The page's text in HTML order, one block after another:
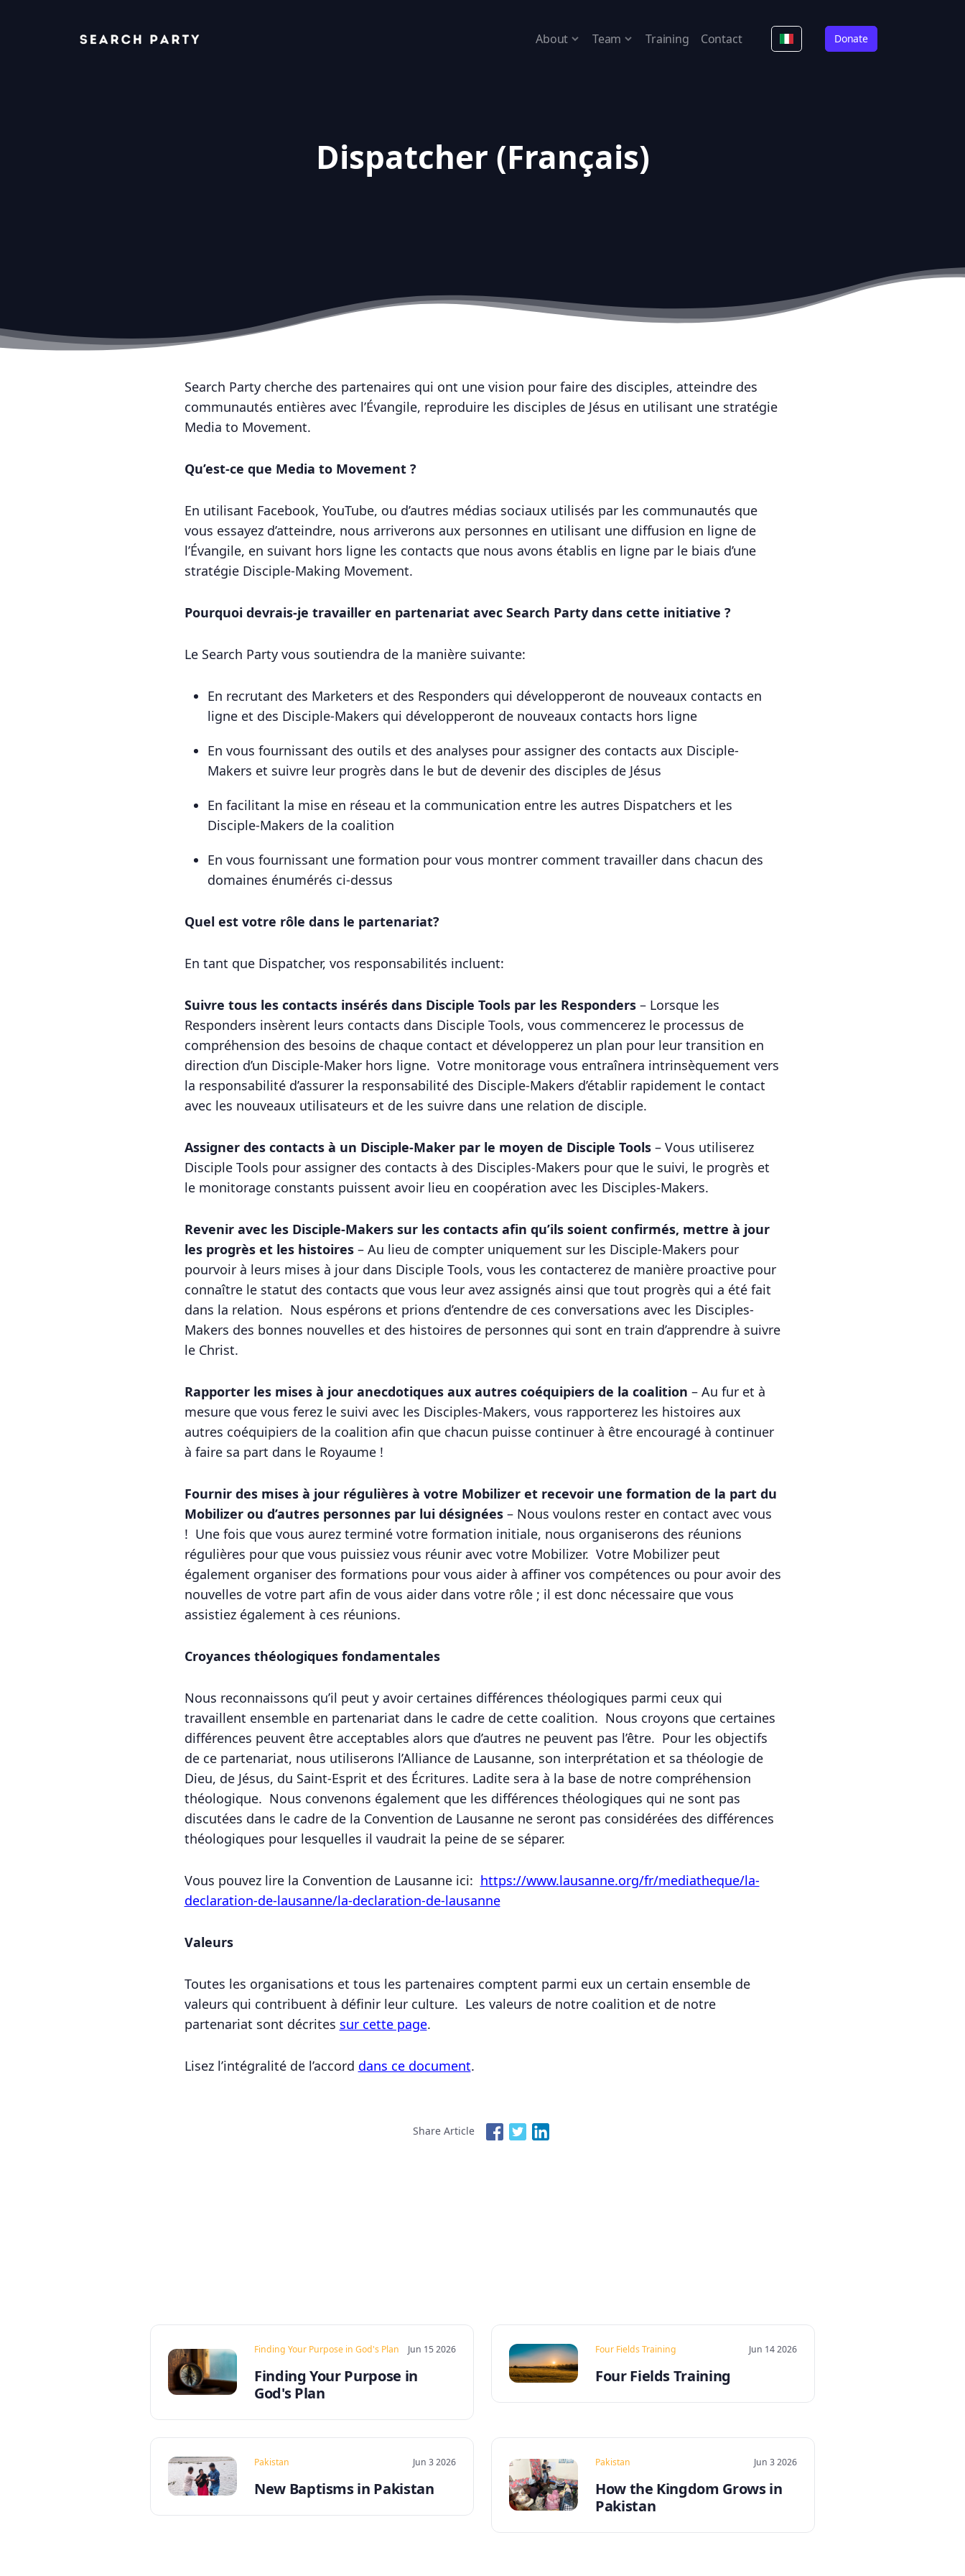
Donate
About Team Training Contact
Dispatcher (Français)
Search Party cherche des partenaires qui ont une vision pour faire des disciples, atteindre des
communautés entières avec l’Évangile, reproduire les disciples de Jésus en utilisant une stratégie
Media to Movement.
Qu’est-ce que Media to Movement ?
En utilisant Facebook, YouTube, ou d’autres médias sociaux utilisés par les communautés que
vous essayez d’atteindre, nous arriverons aux personnes en utilisant une diffusion en ligne de
l’Évangile, en suivant hors ligne les contacts que nous avons établis en ligne par le biais d’une
stratégie Disciple-Making Movement.
Pourquoi devrais-je travailler en partenariat avec Search Party dans cette initiative ?
Le Search Party vous soutiendra de la manière suivante:
En recrutant des Marketers et des Responders qui développeront de nouveaux contacts en
ligne et des Disciple-Makers qui développeront de nouveaux contacts hors ligne
En vous fournissant des outils et des analyses pour assigner des contacts aux Disciple-
Makers et suivre leur progrès dans le but de devenir des disciples de Jésus
En facilitant la mise en réseau et la communication entre les autres Dispatchers et les
Disciple-Makers de la coalition
En vous fournissant une formation pour vous montrer comment travailler dans chacun des
domaines énumérés ci-dessus
Quel est votre rôle dans le partenariat?
En tant que Dispatcher, vos responsabilités incluent:
Suivre tous les contacts insérés dans Disciple Tools par les Responders– Lorsque les
Responders insèrent leurs contacts dans Disciple Tools, vous commencerez le processus de
compréhension des besoins de chaque contact et développerez un plan pour leur transition en
direction d’un Disciple-Maker hors ligne. Votre monitorage vous entraînera intrinsèquement vers
la responsabilité d’assurer la responsabilité des Disciple-Makers d’établir rapidement le contact
avec les nouveaux utilisateurs et de les suivre dans une relation de disciple.
Assigner des contacts à un Disciple-Maker par le moyen de Disciple Tools – Vous utiliserez
Disciple Tools pour assigner des contacts à des Disciples-Makers pour que le suivi, le progrès et
le monitorage constants puissent avoir lieu en coopération avec les Disciples-Makers.
Revenir avec les Disciple-Makers sur les contacts afin qu’ils soient confirmés, mettre à jour
les progrès et les histoires– Au lieu de compter uniquement sur les Disciple-Makers pour
pourvoir à leurs mises à jour dans Disciple Tools, vous les contacterez de manière proactive pour
connaître le statut des contacts que vous leur avez assignés ainsi que tout progrès qui a été fait
dans la relation. Nous espérons et prions d’entendre de ces conversations avec les Disciples-
Makers des bonnes nouvelles et des histoires de personnes qui sont en train d’apprendre à suivre
le Christ.
Rapporter les mises à jour anecdotiques aux autres coéquipiers de la coalition – Au fur et à
mesure que vous ferez le suivi avec les Disciples-Makers, vous rapporterez les histoires aux
autres coéquipiers de la coalition afin que chacun puisse continuer à être encouragé à continuer
à faire sa part dans le Royaume !
Fournir des mises à jour régulières à votre Mobilizer et recevoir une formation de la part du
Mobilizer ou d’autres personnes par lui désignées– Nous voulons rester en contact avec vous
! Une fois que vous aurez terminé votre formation initiale, nous organiserons des réunions
régulières pour que vous puissiez vous réunir avec votre Mobilizer. Votre Mobilizer peut
également organiser des formations pour vous aider à affiner vos compétences ou pour avoir des
nouvelles de votre part afin de vous aider dans votre rôle ; il est donc nécessaire que vous
assistiez également à ces réunions.
Croyances théologiques fondamentales
Nous reconnaissons qu’il peut y avoir certaines différences théologiques parmi ceux qui
travaillent ensemble en partenariat dans le cadre de cette coalition. Nous croyons que certaines
différences peuvent être acceptables alors que d’autres ne peuvent pas l’être. Pour les objectifs
de ce partenariat, nous utiliserons l’Alliance de Lausanne, son interprétation et sa théologie de
Dieu, de Jésus, du Saint-Esprit et des Écritures. Ladite sera à la base de notre compréhension
théologique. Nous convenons également que les différences théologiques qui ne sont pas
discutées dans le cadre de la Convention de Lausanne ne seront pas considérées des différences
théologiques pour lesquelles il vaudrait la peine de se séparer.
Vous pouvez lire la Convention de Lausanne ici: https://www.lausanne.org/fr/mediatheque/la-
declaration-de-lausanne/la-declaration-de-lausanne
Valeurs
Toutes les organisations et tous les partenaires comptent parmi eux un certain ensemble de
valeurs qui contribuent à définir leur culture. Les valeurs de notre coalition et de notre
partenariat sont décrites sur cette page.
Lisez l’intégralité de l’accord dans ce document.
Share Article
Finding Your Purpose in God's Plan Jun 15 2026
Finding Your Purpose in
God's Plan
Four Fields Training Jun 14 2026
Four Fields Training
Pakistan Jun 3 2026
New Baptisms in Pakistan
Pakistan Jun 3 2026
How the Kingdom Grows in
Pakistan